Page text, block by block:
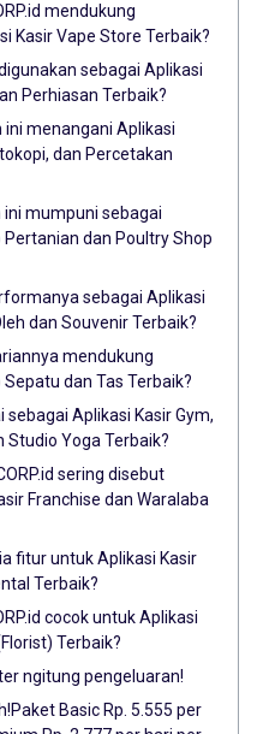
mendukung
Kasir Vape Store Terbaik?
sebagai Aplikasi
Perhiasan Terbaik?
ini menangani Aplikasi
dan Percetakan
mumpuni sebagai
Pertanian dan Poultry Shop
sebagai Aplikasi
dan Souvenir Terbaik?
mendukung
dan Tas Terbaik?
sebagai Aplikasi Kasir Gym,
Studio Yoga Terbaik?
sering disebut
Franchise dan Waralaba
fitur untuk Aplikasi Kasir
Terbaik?
cocok untuk Aplikasi
Terbaik?
ngitung pengeluaran!
Basic Rp. 5.555 per